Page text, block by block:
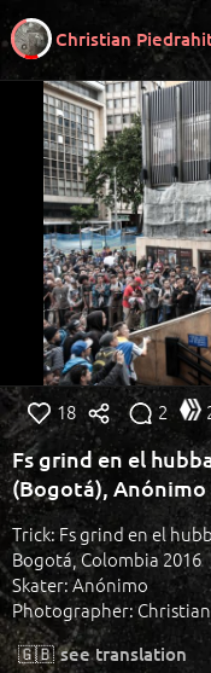
Christian
18 2
Fs grind en el
(Bogotá), Anónimo
Trick: Fs grind en el
Bogotá, Colombia 2016
Skater: Anónimo
Photographer:
🇬🇧 see translation